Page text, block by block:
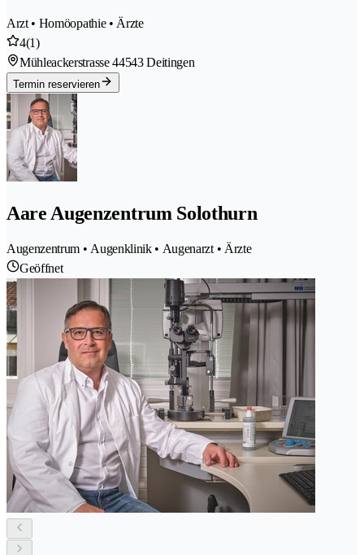
Arzt • Homöopathie • Ärzte
4(1)
Mühleackerstrasse 44543 Deitingen
Termin reservieren
Aare Augenzentrum Solothurn
Augenzentrum • Augenklinik • Augenarzt • Ärzte
Geöffnet